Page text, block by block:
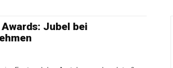
Jubel bei